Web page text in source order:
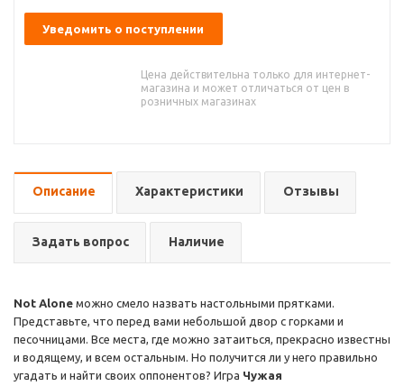
Уведомить о поступлении
Цена действительна только для интернет-
магазина и может отличаться от цен в
розничных магазинах
Описание Характеристики Отзывы
Задать вопрос Наличие
Not Alone можно смело назвать настольными прятками.
Представьте, что перед вами небольшой двор с горками и
песочницами. Все места, где можно затаиться, прекрасно известны
и водящему, и всем остальным. Но получится ли у него правильно
угадать и найти своих оппонентов? Игра Чужая